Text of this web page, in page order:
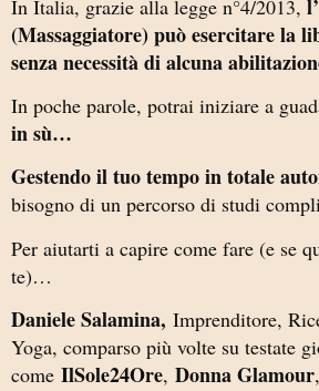
In Italia, grazie alla legge n°4/2013,
(Massaggiatore) può esercitare la
senza necessità di alcuna
In poche parole, potrai iniziare a
in sù…
Gestendo il tuo tempo in totale
bisogno di un percorso di studi
Per aiutarti a capire come fare (e se
te)…
Daniele Salamina, Imprenditore,
Yoga, comparso più volte su testate
come IlSole24Ore, Donna Glamour,